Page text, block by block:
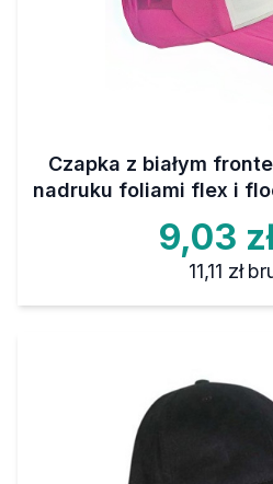
Czapka z białym
nadruku foliami flex i
9,03
11,11 zł